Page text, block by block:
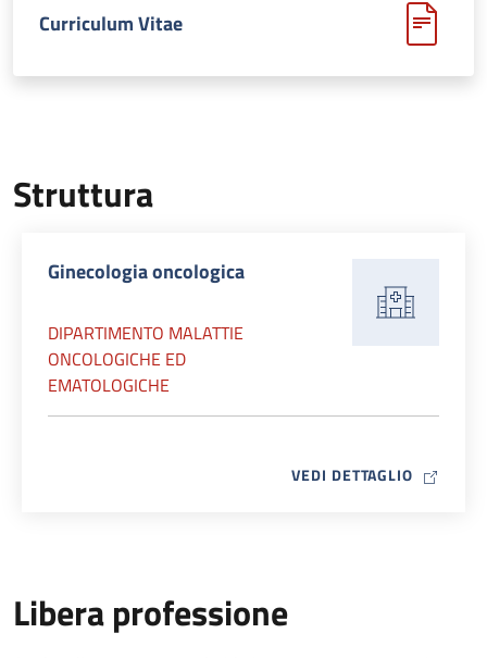
Curriculum Vitae
Struttura
Ginecologia oncologica
DIPARTIMENTO MALATTIE
ONCOLOGICHE ED
EMATOLOGICHE
VEDI DETTAGLIO MAP ICON
Libera professione